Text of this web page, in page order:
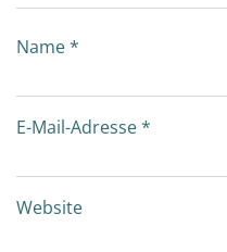
Name*
E-Mail-Adresse*
Website